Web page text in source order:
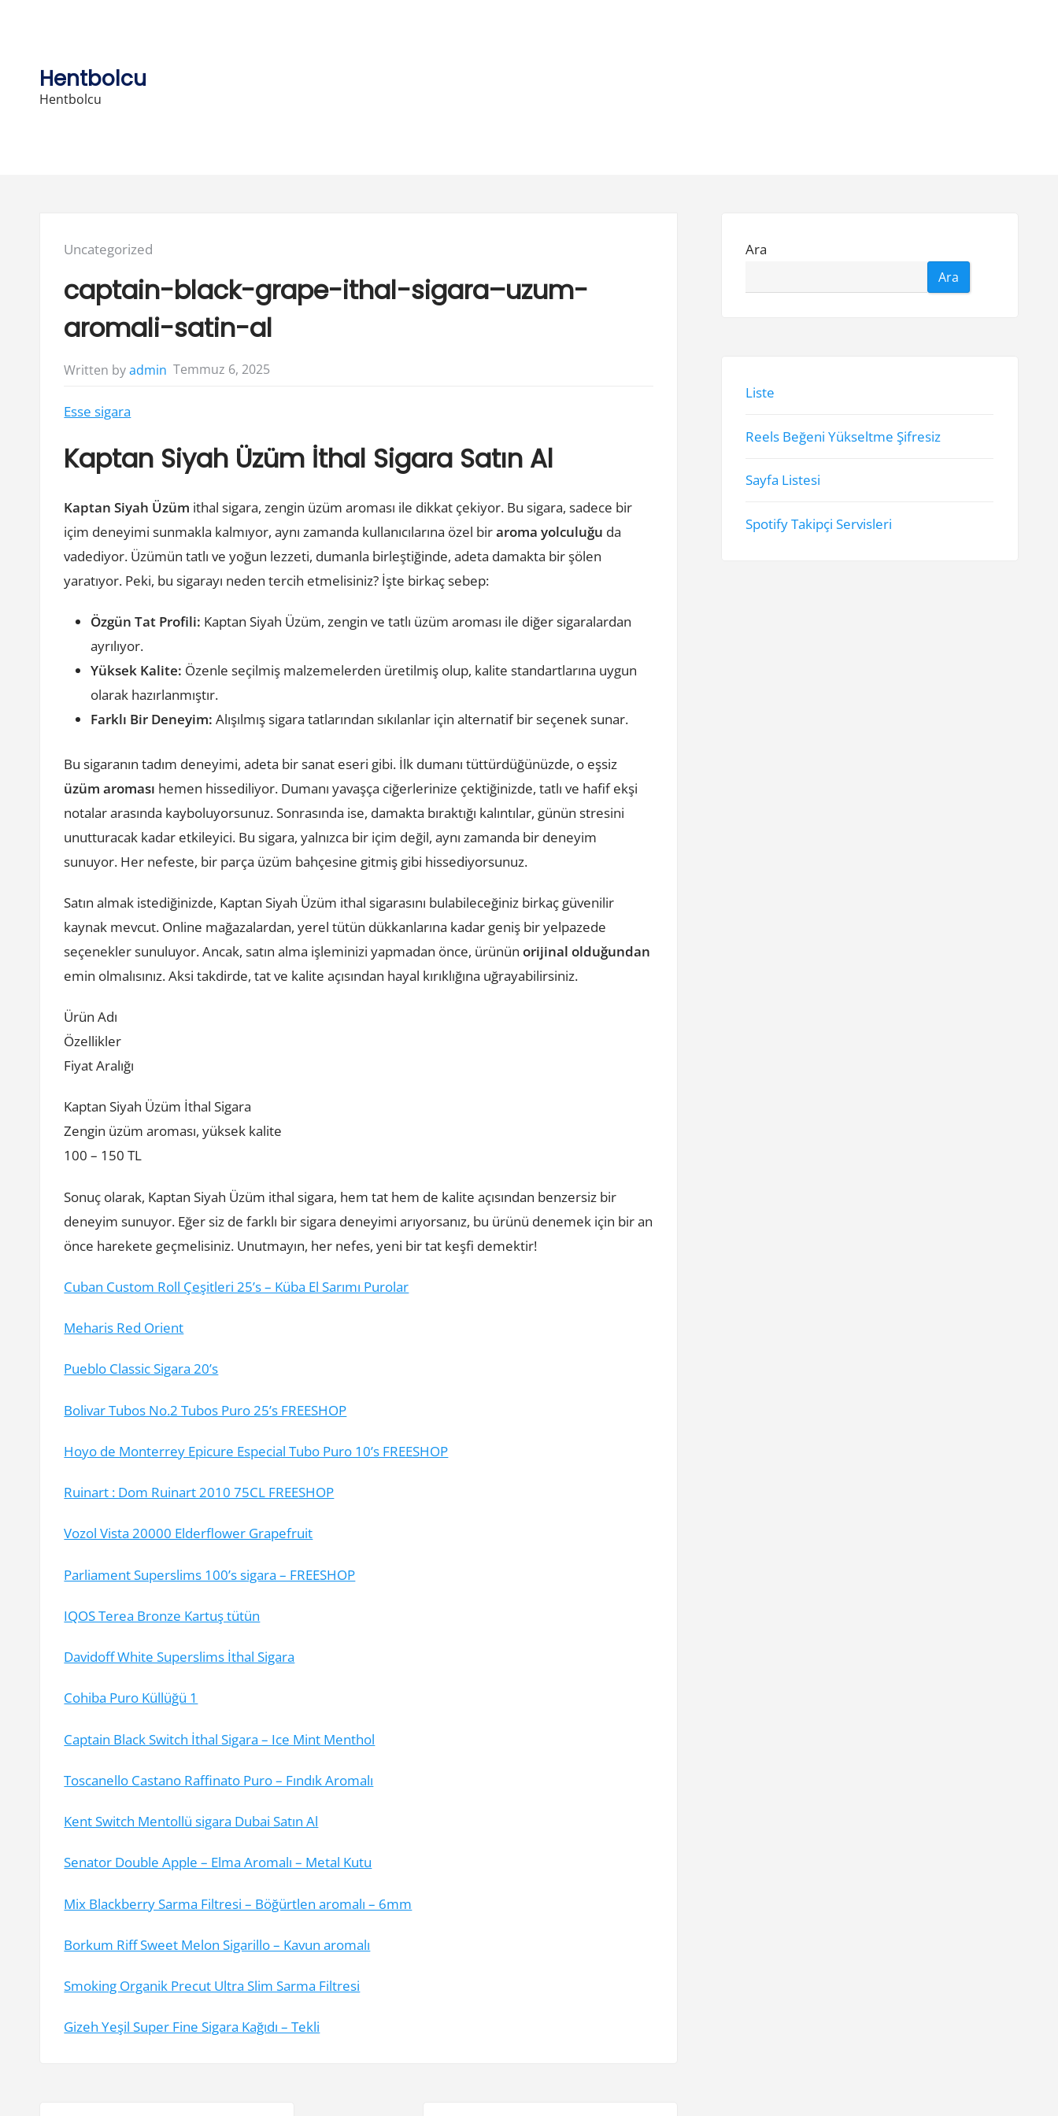
Hentbolcu
Hentbolcu
Posted
Uncategorized
captain-black-grape-ithal-sigara–uzum-
aromali-satin-al
Written byadmin Temmuz 6, 2025
Esse sigara
Kaptan Siyah Üzüm İthal Sigara Satın Al
Kaptan Siyah Üzüm ithal sigara, zengin üzüm aroması ile dikkat çekiyor. Bu sigara, sadece bir
içim deneyimi sunmakla kalmıyor, aynı zamanda kullanıcılarına özel biraroma yolculuğu da
vadediyor. Üzümün tatlı ve yoğun lezzeti, dumanla birleştiğinde, adeta damakta bir şölen
yaratıyor. Peki, bu sigarayı neden tercih etmelisiniz? İşte birkaç sebep:
Özgün Tat Profili: Kaptan Siyah Üzüm, zengin ve tatlı üzüm aroması ile diğer sigaralardan
ayrılıyor.
Yüksek Kalite: Özenle seçilmiş malzemelerden üretilmiş olup, kalite standartlarına uygun
olarak hazırlanmıştır.
Farklı Bir Deneyim: Alışılmış sigara tatlarından sıkılanlar için alternatif bir seçenek sunar.
Bu sigaranın tadım deneyimi, adeta bir sanat eseri gibi. İlk dumanı tüttürdüğünüzde, o eşsiz
üzüm aroması hemen hissediliyor. Dumanı yavaşça ciğerlerinize çektiğinizde, tatlı ve hafif ekşi
notalar arasında kayboluyorsunuz. Sonrasında ise, damakta bıraktığı kalıntılar, günün stresini
unutturacak kadar etkileyici. Bu sigara, yalnızca bir içim değil, aynı zamanda bir deneyim
sunuyor. Her nefeste, bir parça üzüm bahçesine gitmiş gibi hissediyorsunuz.
Satın almak istediğinizde, Kaptan Siyah Üzüm ithal sigarasını bulabileceğiniz birkaç güvenilir
kaynak mevcut. Online mağazalardan, yerel tütün dükkanlarına kadar geniş bir yelpazede
seçenekler sunuluyor. Ancak, satın alma işleminizi yapmadan önce, ürününorijinal olduğundan
emin olmalısınız. Aksi takdirde, tat ve kalite açısından hayal kırıklığına uğrayabilirsiniz.
Ürün Adı
Özellikler
Fiyat Aralığı
Kaptan Siyah Üzüm İthal Sigara
Zengin üzüm aroması, yüksek kalite
100 – 150 TL
Sonuç olarak, Kaptan Siyah Üzüm ithal sigara, hem tat hem de kalite açısından benzersiz bir
deneyim sunuyor. Eğer siz de farklı bir sigara deneyimi arıyorsanız, bu ürünü denemek için bir an
önce harekete geçmelisiniz. Unutmayın, her nefes, yeni bir tat keşfi demektir!
Cuban Custom Roll Çeşitleri 25’s – Küba El Sarımı Purolar
Meharis Red Orient
Pueblo Classic Sigara 20’s
Bolivar Tubos No.2 Tubos Puro 25’s FREESHOP
Hoyo de Monterrey Epicure Especial Tubo Puro 10’s FREESHOP
Ruinart : Dom Ruinart 2010 75CL FREESHOP
Vozol Vista 20000 Elderflower Grapefruit
Parliament Superslims 100’s sigara – FREESHOP
IQOS Terea Bronze Kartuş tütün
Davidoff White Superslims İthal Sigara
Cohiba Puro Küllüğü 1
Captain Black Switch İthal Sigara – Ice Mint Menthol
Toscanello Castano Raffinato Puro – Fındık Aromalı
Kent Switch Mentollü sigara Dubai Satın Al
Senator Double Apple – Elma Aromalı – Metal Kutu
Mix Blackberry Sarma Filtresi – Böğürtlen aromalı – 6mm
Borkum Riff Sweet Melon Sigarillo – Kavun aromalı
Smoking Organik Precut Ultra Slim Sarma Filtresi
Gizeh Yeşil Super Fine Sigara Kağıdı – Tekli
Ara
Ara
Liste
Reels Beğeni Yükseltme Şifresiz
Sayfa Listesi
Spotify Takipçi Servisleri